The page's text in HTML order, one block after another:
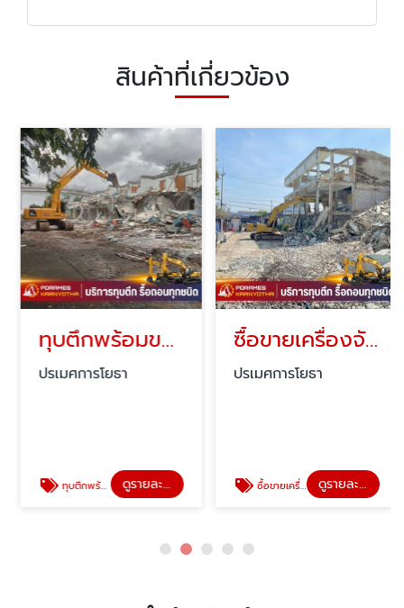
สินค้าที่เกี่ยวข้อง
ทุบตึกพร้อมขนย้ายเศษวัสดุ ปทุมธานี
ปรเมศการโยธา
ทุบตึกพร้อมขนย้ายเศษวัสดุ ปทุมธานี ดูรายละเอียด
ซื้อขายเครื่องจักรอุตสาหกรรม ปทุมธานี
ปรเมศการโยธา
ซื้อขายเครื่องจักรอุตสาหกรรม ปทุมธานี ดูรายละเอียด